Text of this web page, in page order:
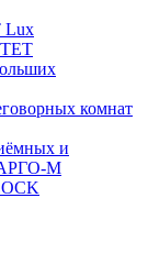
Lux
комнат
и
АРГО-М